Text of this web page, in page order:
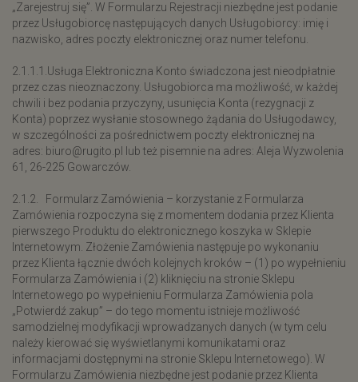
„Zarejestruj się”. W Formularzu Rejestracji niezbędne jest podanie
przez Usługobiorcę następujących danych Usługobiorcy: imię i
nazwisko, adres poczty elektronicznej oraz numer telefonu.
2.1.1.1.Usługa Elektroniczna Konto świadczona jest nieodpłatnie
przez czas nieoznaczony. Usługobiorca ma możliwość, w każdej
chwili i bez podania przyczyny, usunięcia Konta (rezygnacji z
Konta) poprzez wysłanie stosownego żądania do Usługodawcy,
w szczególności za pośrednictwem poczty elektronicznej na
adres: biuro@rugito.pl lub też pisemnie na adres: Aleja Wyzwolenia
61, 26-225 Gowarczów.
2.1.2. Formularz Zamówienia – korzystanie z Formularza
Zamówienia rozpoczyna się z momentem dodania przez Klienta
pierwszego Produktu do elektronicznego koszyka w Sklepie
Internetowym. Złożenie Zamówienia następuje po wykonaniu
przez Klienta łącznie dwóch kolejnych kroków – (1) po wypełnieniu
Formularza Zamówienia i (2) kliknięciu na stronie Sklepu
Internetowego po wypełnieniu Formularza Zamówienia pola
„Potwierdź zakup” – do tego momentu istnieje możliwość
samodzielnej modyfikacji wprowadzanych danych (w tym celu
należy kierować się wyświetlanymi komunikatami oraz
informacjami dostępnymi na stronie Sklepu Internetowego). W
Formularzu Zamówienia niezbędne jest podanie przez Klienta